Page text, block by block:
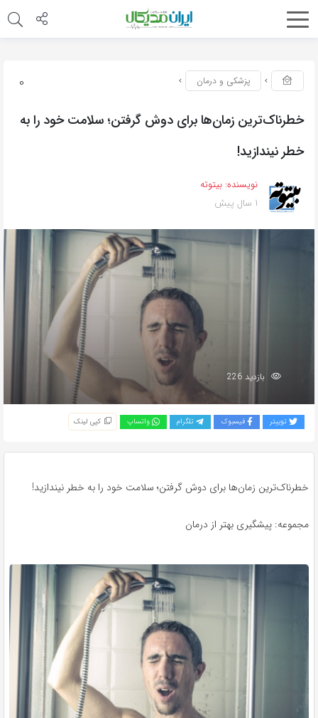
0 پزشکی و درمان
خطرناک‌ترین زمان‌ها برای دوش گرفتن؛ سلامت خود را به
خطر نیندازید!
نویسنده: بیتوته
1 سال پیش
بازدید 226
توییتر فیسبوک تلگرام واتساپ کپی لینک
خطرناک‌ترین زمان‌ها برای دوش گرفتن؛ سلامت خود را به خطر نیندازید!
مجموعه: پیشگیری بهتر از درمان